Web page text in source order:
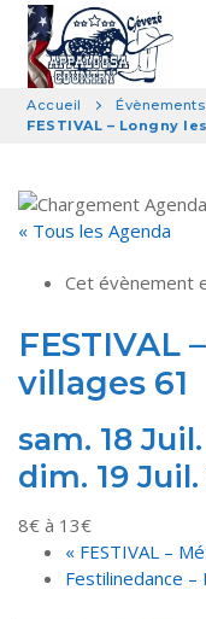
Aller
contenu
Accueil
Évènements
FESTIVAL – Longny
« Tous les Agenda
Cet évènement
FESTIVAL
villages 61
sam. 18
dim. 19
8€ à 13€
« FESTIVAL –
Festilinedance